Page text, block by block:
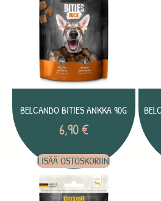
BELCANDO BITIES ANKKA 90G
6,90€
LISÄÄ OSTOSKORIIN